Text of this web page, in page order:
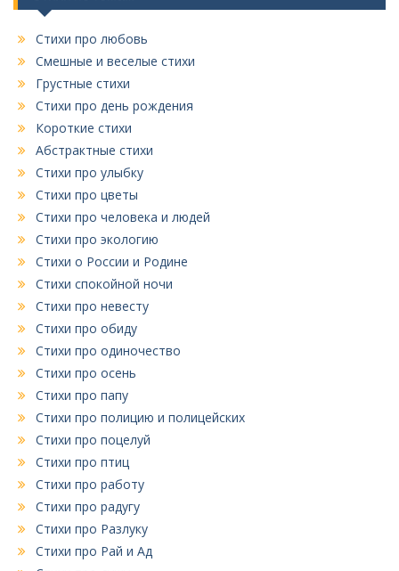
к
Стихи про любовь
Смешные и веселые стихи
Грустные стихи
Стихи про день рождения
Короткие стихи
Абстрактные стихи
Стихи про улыбку
Стихи про цветы
Стихи про человека и людей
Стихи про экологию
Стихи о России и Родине
Стихи спокойной ночи
Стихи про невесту
Стихи про обиду
Стихи про одиночество
Стихи про осень
Стихи про папу
Стихи про полицию и полицейских
Стихи про поцелуй
Стихи про птиц
Стихи про работу
Стихи про радугу
Стихи про Разлуку
Стихи про Рай и Ад